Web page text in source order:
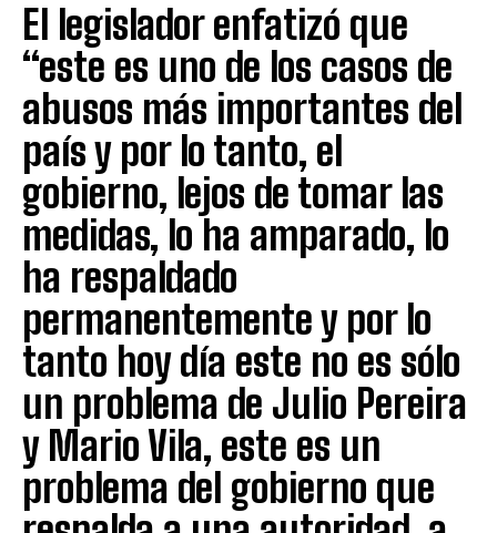
El legislador enfatizó que
“este es uno de los casos de
abusos más importantes del
país y por lo tanto, el
gobierno, lejos de tomar las
medidas, lo ha amparado, lo
ha respaldado
permanentemente y por lo
tanto hoy día este no es sólo
un problema de Julio Pereira
y Mario Vila, este es un
problema del gobierno que